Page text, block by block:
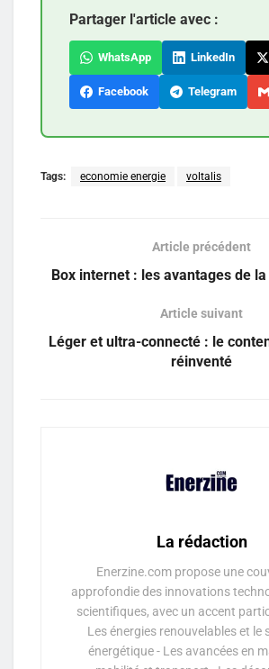
Partager l'article avec :
WhatsApp LinkedIn
Facebook Telegram
Tags: economie energie voltalis
Article précédent
Box internet : les avantages de
Article suivant
Léger et ultra-connecté : le
réinventé
La rédaction
Enerzine.com propose une
approfondie des innovations
scientifiques, avec un accent
Les énergies renouvelables et le
énergétique - Les avancées en